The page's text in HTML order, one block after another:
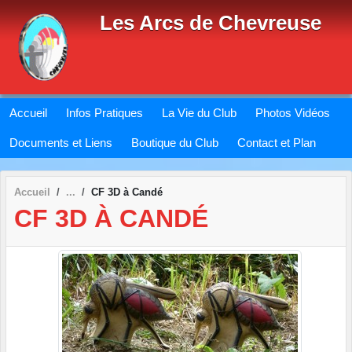
Les Arcs de Chevreuse
Accueil Infos Pratiques La Vie du Club Photos Vidéos
Documents et Liens Boutique du Club Contact et Plan
Accueil CF 3D à Candé
CF 3D À CANDÉ